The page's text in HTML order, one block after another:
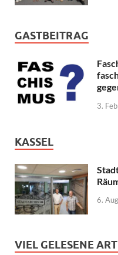
GASTBEITRAG
3.
KASSEL
6.
VIEL GELESENE